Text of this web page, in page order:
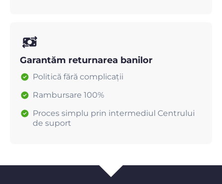
Garantăm returnarea banilor
Politică fără complicații
Rambursare 100%
Proces simplu prin intermediul Centrului
de suport